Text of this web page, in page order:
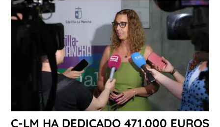
C-LM HA DEDICADO 471.000 EUROS